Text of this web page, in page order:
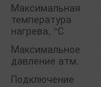
Максимальная
температура
нагрева, °С
Максимальное
давление атм.
Подключение